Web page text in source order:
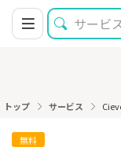
トップ サービス
無料